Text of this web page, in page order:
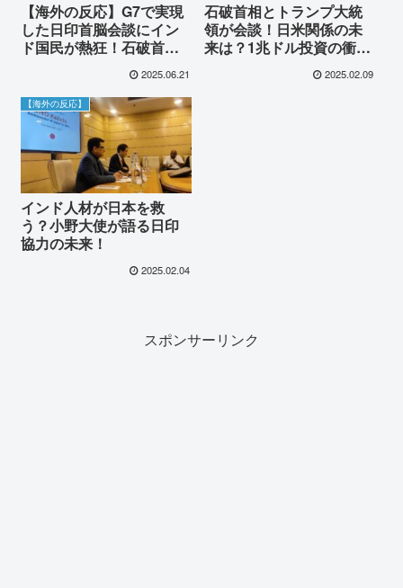
【海外の反応】G7で実現
した日印首脳会談にイン
ド国民が熱狂！石破首相
とモディ首相の固い絆に
「日本は最高のパートナ
ーだ！」と称賛の嵐。未
来を共にする両国の姿に
世界が感動！
2025.06.21
石破首相とトランプ大統
領が会談！日米関係の未
来は？1兆ドル投資の衝撃
2025.02.09
【海外の反応】
インド人材が日本を救
う？小野大使が語る日印
協力の未来！
2025.02.04
スポンサーリンク